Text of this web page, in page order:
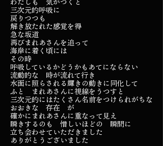
三次元的呼吸に
戻りつつも
解き放たれた感覚を得
急な坂道
再びまれあさんを追って
海岸に着く頃には
その時
呼吸しているかどうかもあてにならない
流動的な 時が流れて行き
水面に照らされる輝きの動きに同化して
ふと まれあさんに視線をうつすと
三次元的にはたくさん名前をつけられがちな
おおきな 存在 が
確かにまれあさんに重なって見え
瞬きするのも 惜しいほどの 瞬間に
立ち会わせていただきました
ありがとうございました